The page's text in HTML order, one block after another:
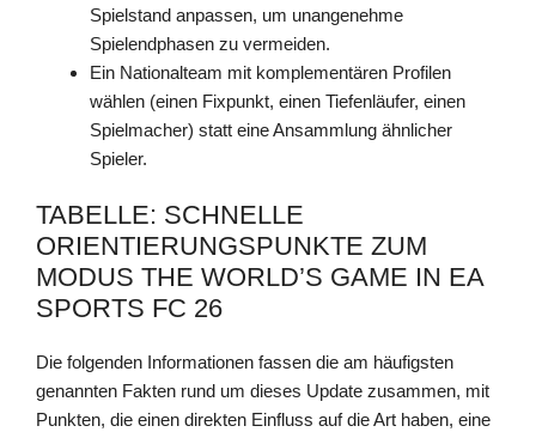
Spielstand anpassen, um unangenehme
Spielendphasen zu vermeiden.
Ein Nationalteam mit komplementären Profilen
wählen (einen Fixpunkt, einen Tiefenläufer, einen
Spielmacher) statt eine Ansammlung ähnlicher
Spieler.
TABELLE: SCHNELLE
ORIENTIERUNGSPUNKTE ZUM
MODUS THE WORLD’S GAME IN EA
SPORTS FC 26
Die folgenden Informationen fassen die am häufigsten
genannten Fakten rund um dieses Update zusammen, mit
Punkten, die einen direkten Einfluss auf die Art haben, eine